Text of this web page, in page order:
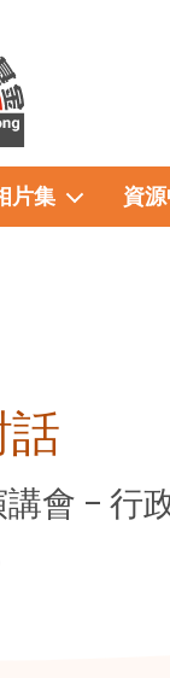
片集 資
話
會 – 行